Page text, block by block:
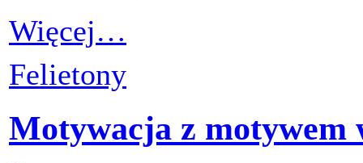
Więcej…
Felietony
Motywacja z motywem